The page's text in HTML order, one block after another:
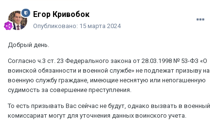
Егор Кривобок
Опубликовано: 15 марта 2024
Добрый день.
Согласно ч.3 ст. 23 Федерального закона от 28.03.1998 № 53-ФЗ «О
воинской обязанности и военной службе» не подлежат призыву на
военную службу граждане, имеющие неснятую или непогашенную
судимость за совершение преступления.
То есть призывать Вас сейчас не будут, однако вызвать в военный
комиссариат могут для уточнения данных воинского учета.